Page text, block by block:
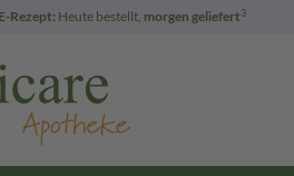
E-Rezept: Heute bestellt, morgen geliefert3